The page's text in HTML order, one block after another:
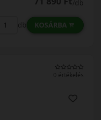
/db
db KOSÁRBA
0 értékelés